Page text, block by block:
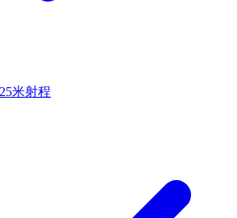
米射程